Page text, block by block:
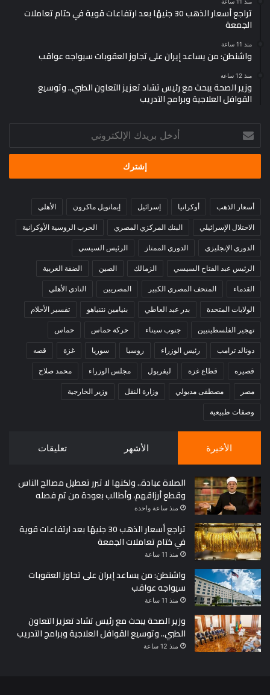
منذ 11 ساعة
تراجع أسعار الذهب 30 جنيهًا بعد ارتفاعات قوية في ختام تعاملات
الجمعة
منذ 11 ساعة
واشنطن: من يساعد إيران على تجاوز العقوبات سيواجه عواقب
منذ 12 ساعة
وزير الصحة يبحث مع رئيس تشاد تعزيز التعاون الطبي.. وتوسيع
القوافل العلاجية وبرامج التدريب
بريدك
الإلكتروني
أسعار الذهب أوكرانيا إسرائيل إيمانويل ماكرون الأهلي
الاحتلال الإسرائيلي البنك المركزي المصري الحرب الروسية الأوكرانية
الدوري الإنجليزي الدوري الممتاز الرئيس السيسي
الرئيس عبد الفتاح السيسي الزمالك الصين الضفة الغربية
القدماء المتحف المصري الكبير المصريين النادي الأهلي
الولايات المتحدة بدر عبد العاطي بنيامين نتنياهو تفسير الأحلام
تهجير الفلسطينيين جنوب سيناء حركة حماس حماس
دونالد ترامب رئيس الوزراء روسيا سوريا غزة قصه
قصيره قطاع غزة ليفربول مجلس الوزراء محمد صلاح
مصر مصطفى مدبولي وزارة النقل وزير الخارجية
وصفات طبيعية
الأخيرة الأشهر تعليقات
الصلاة عبادة.. ولكنها لا تبرر تعطيل مصالح الناس
وقطع أرزاقهم، وأطالب بعودة من تم فصله
منذ ساعة واحدة
تراجع أسعار الذهب 30 جنيهًا بعد ارتفاعات قوية
في ختام تعاملات الجمعة
منذ 11 ساعة
واشنطن: من يساعد إيران على تجاوز العقوبات
سيواجه عواقب
منذ 11 ساعة
وزير الصحة يبحث مع رئيس تشاد تعزيز التعاون
الطبي.. وتوسيع القوافل العلاجية وبرامج التدريب
منذ 12 ساعة